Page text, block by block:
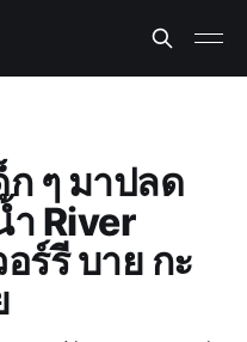
ๆ มาปลด
River
ร์รี บาย กะ